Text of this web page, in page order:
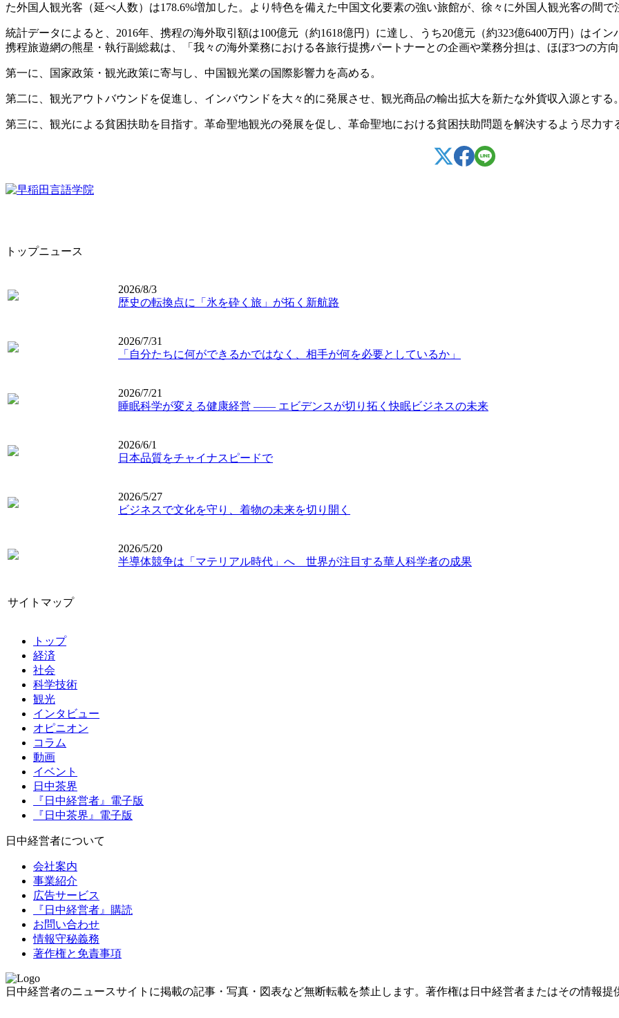
た外国人観光客（延べ人数）は178.6%増加した。より特色を備えた中国文化要素の強い旅館が、徐々に外国人観光客の間
統計データによると、2016年、携程の海外取引額は100億元（約1618億円）に達し、うち20億元（約323億6400万円）はイ
携程旅遊網の熊星・執行副総裁は、「我々の海外業務における各旅行提携パートナーとの企画や業務分担は、ほぼ3つの方
第一に、国家政策・観光政策に寄与し、中国観光業の国際影響力を高める。
第二に、観光アウトバウンドを促進し、インバウンドを大々的に発展させ、観光商品の輸出拡大を新たな外貨収入源とする
第三に、観光による貧困扶助を目指す。革命聖地観光の発展を促し、革命聖地における貧困扶助問題を解決するよう尽力す
トップニュース
2026/8/3
歴史の転換点に「氷を砕く旅」が拓く新航路
2026/7/31
「自分たちに何ができるかではなく、相手が何を必要としているか」
2026/7/21
睡眠科学が変える健康経営 ―― エビデンスが切り拓く快眠ビジネスの未来
2026/6/1
日本品質をチャイナスピードで
2026/5/27
ビジネスで文化を守り、着物の未来を切り開く
2026/5/20
半導体競争は「マテリアル時代」へ 世界が注目する華人科学者の成果
サイトマップ
トップ
経済
社会
科学技術
観光
インタビュー
オピニオン
コラム
動画
イベント
日中茶界
『日中経営者』電子版
『日中茶界』電子版
日中経営者について
会社案内
事業紹介
広告サービス
『日中経営者』購読
お問い合わせ
情報守秘義務
著作権と免責事項
日中経営者のニュースサイトに掲載の記事・写真・図表など無断転載を禁止します。著作権は日中経営者またはその情報提